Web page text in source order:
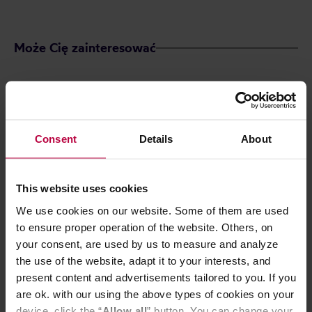
Consent Details About
This website uses cookies
We use cookies on our website. Some of them are used
to ensure proper operation of the website. Others, on
your consent, are used by us to measure and analyze
the use of the website, adapt it to your interests, and
present content and advertisements tailored to you. If you
are ok. with our using the above types of cookies on your
Może Cię zainteresować
Vegan Tea - napar ziołowo-
owocowy sypany Rumiankowe
Mango opakowanie uzupełniające
55 g
Solberg &
- Rooibos med